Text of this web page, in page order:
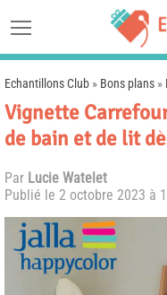
Echantillons Club » Bons plans »
Vignette
de bain et de lit
Par Lucie Watelet
Publié le 2 octobre 2023 à